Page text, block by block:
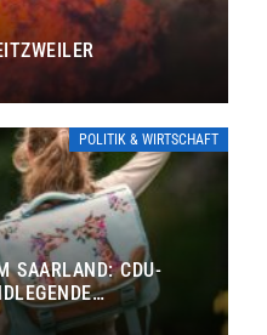
POLITIK & WIRTSCHAFT
SAARLAND: CDU-